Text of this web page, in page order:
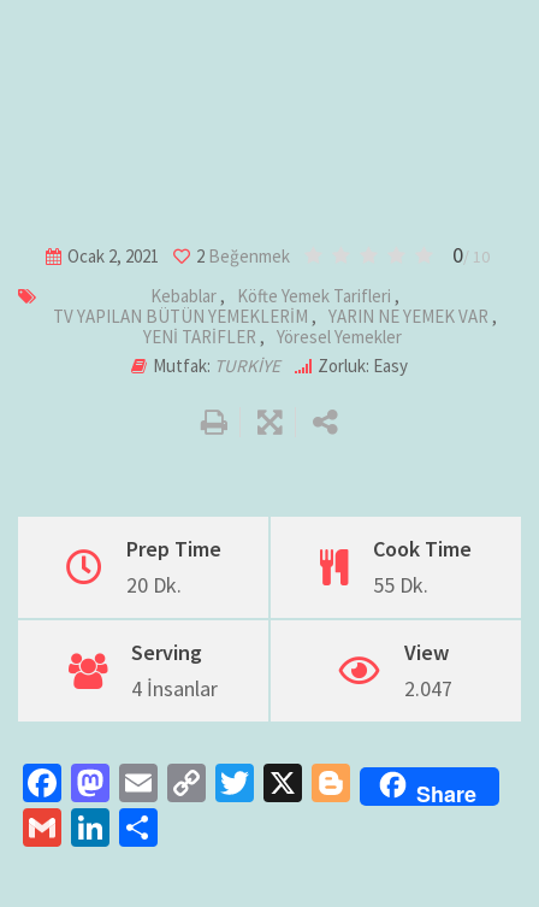
Ocak 2, 2021 2 Beğenmek 0/ 10
Kebablar , Köfte Yemek Tarifleri ,
TV YAPILAN BÜTÜN YEMEKLERİM , YARIN NE YEMEK VAR ,
YENİ TARİFLER , Yöresel Yemekler
Mutfak: TURKİYE Zorluk: Easy
Prep Time
20 Dk.
Cook Time
55 Dk.
Serving
4 İnsanlar
View
2.047
Fa
ce
b
M
as
to
E
C
T
X
Bl
o
Share
G
Li